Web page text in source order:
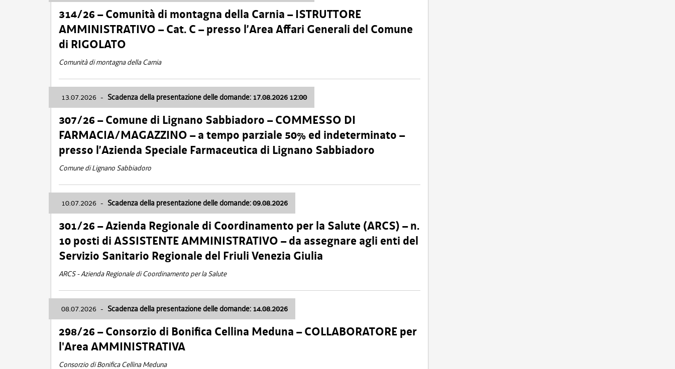
314/26 – Comunità di montagna della Carnia – ISTRUTTORE
AMMINISTRATIVO – Cat. C – presso l’Area Affari Generali del Comune
di RIGOLATO
Comunità di montagna della Carnia
13.07.2026 - Scadenza della presentazione delle domande: 17.08.2026 12:00
307/26 – Comune di Lignano Sabbiadoro – COMMESSO DI
FARMACIA/MAGAZZINO – a tempo parziale 50% ed indeterminato –
presso l’Azienda Speciale Farmaceutica di Lignano Sabbiadoro
Comune di Lignano Sabbiadoro
10.07.2026 - Scadenza della presentazione delle domande: 09.08.2026
301/26 – Azienda Regionale di Coordinamento per la Salute (ARCS) – n.
10 posti di ASSISTENTE AMMINISTRATIVO – da assegnare agli enti del
Servizio Sanitario Regionale del Friuli Venezia Giulia
ARCS - Azienda Regionale di Coordinamento per la Salute
08.07.2026 - Scadenza della presentazione delle domande: 14.08.2026
298/26 – Consorzio di Bonifica Cellina Meduna – COLLABORATORE per
l'Area AMMINISTRATIVA
Consorzio di Bonifica Cellina Meduna